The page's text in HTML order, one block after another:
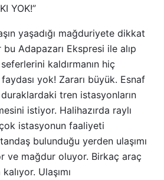
YOK!”
yaşadığı mağduriyete dikkat
Adapazarı Ekspresi ile alıp
kaldırmanın hiç
yok! Zararı büyük. Esnaf
duraklardaki tren istasyonların
istiyor. Halihazırda raylı
istasyonun faaliyeti
bulunduğu yerden ulaşımı
ve mağdur oluyor. Birkaç araç
Ulaşımı